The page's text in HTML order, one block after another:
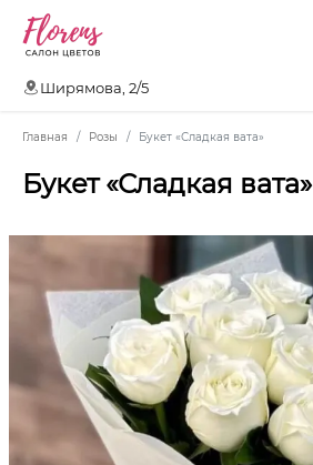
Ширямова, 2/5
Главная Розы Букет «Сладкая вата»
Букет «Сладкая вата»